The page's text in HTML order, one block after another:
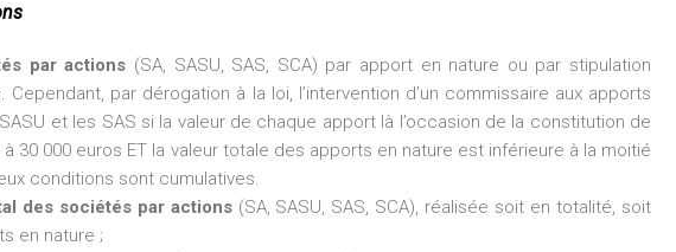
par actions (SA, SASU, SAS, SCA) par apport en nature ou par stipulation
Cependant, par dérogation à la loi, l’intervention d’un commissaire aux apports
et les SAS si la valeur de chaque apport là l’occasion de la constitution de
30 000 euros ET la valeur totale des apports en nature est inférieure à la moitié
conditions sont cumulatives.
des sociétés par actions(SA, SASU, SAS, SCA), réalisée soit en totalité, soit
en nature ;